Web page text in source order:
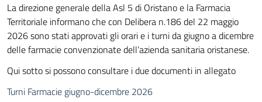
La direzione generale della Asl 5 di Oristano e la Farmacia
Territoriale informano che con Delibera n.186 del 22 maggio
2026 sono stati approvati gli orari e i turni da giugno a dicembre
delle farmacie convenzionate dell’azienda sanitaria oristanese.
Qui sotto si possono consultare i due documenti in allegato
Turni Farmacie giugno-dicembre 2026